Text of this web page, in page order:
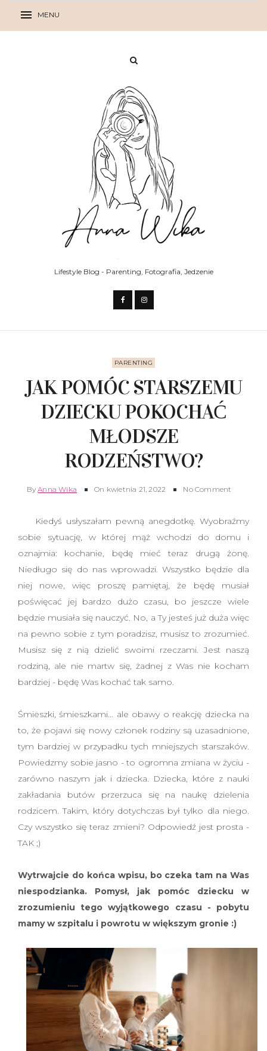
Lifestyle Blog - Parenting, Fotografia, Jedzenie
PARENTING
JAK POMÓC STARSZEMU
DZIECKU POKOCHAĆ
MŁODSZE
RODZEŃSTWO?
By Anna Wika On kwietnia 21, 2022 No Comment
Kiedyś usłyszałam pewną anegdotkę. Wyobraźmy
sobie sytuację, w której mąż wchodzi do domu i
oznajmia: kochanie, będę mieć teraz drugą żonę.
Niedługo się do nas wprowadzi. Wszystko będzie dla
niej nowe, więc proszę pamiętaj, że będę musiał
poświęcać jej bardzo dużo czasu, bo jeszcze wiele
będzie musiała się nauczyć. No, a Ty jesteś już duża więc
na pewno sobie z tym poradzisz, musisz to zrozumieć.
Musisz się z nią dzielić swoimi rzeczami. Jest naszą
rodziną, ale nie martw się, żadnej z Was nie kocham
bardziej - będę Was kochać tak samo.
Śmieszki, śmieszkami... ale obawy o reakcję dziecka na
to, że pojawi się nowy członek rodziny są uzasadnione,
tym bardziej w przypadku tych mniejszych starszaków.
Powiedzmy sobie jasno - to ogromna zmiana w życiu -
zarówno naszym jak i dziecka. Dziecka, które z nauki
zakładania butów przerzuca się na naukę dzielenia
rodzicem. Takim, który dotychczas był tylko dla niego.
Czy wszystko się teraz zmieni? Odpowiedź jest prosta -
TAK ;)
Wytrwajcie do końca wpisu, bo czeka tam na Was
niespodzianka. Pomysł, jak pomóc dziecku w
zrozumieniu tego wyjątkowego czasu - pobytu
mamy w szpitalu i powrotu w większym gronie :)